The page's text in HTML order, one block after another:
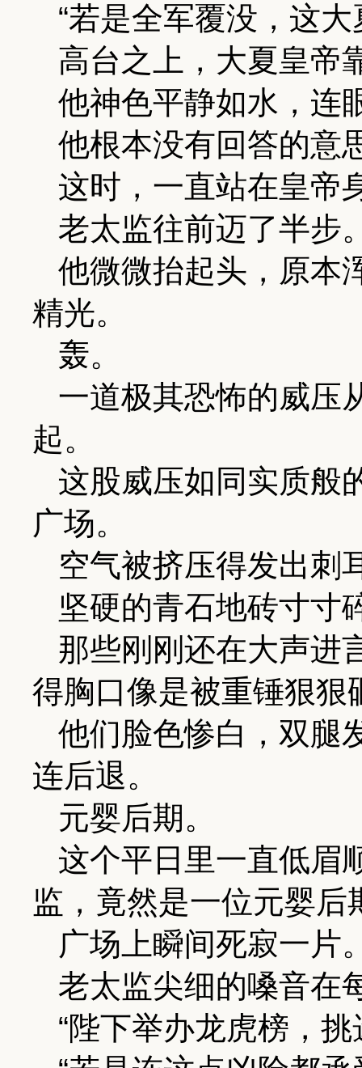
“若是全军覆没，这
高台之上，大夏皇帝
他神色平静如水，连
他根本没有回答的意
这时，一直站在皇帝
老太监往前迈了半步
他微微抬起头，原本
精光。
轰。
一道极其恐怖的威压
起。
这股威压如同实质般
广场。
空气被挤压得发出刺
坚硬的青石地砖寸寸
那些刚刚还在大声进
得胸口像是被重锤狠狠
他们脸色惨白，双腿
连后退。
元婴后期。
这个平日里一直低眉
监，竟然是一位元婴后
广场上瞬间死寂一片
老太监尖细的嗓音在
“陛下举办龙虎榜，